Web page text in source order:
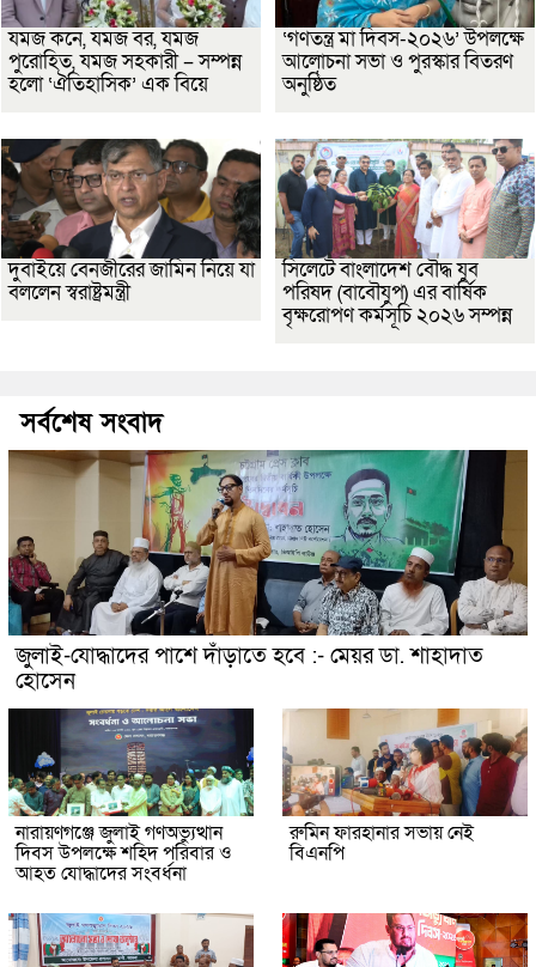
যমজ কনে, যমজ বর, যমজ
পুরোহিত, যমজ সহকারী – সম্পন্ন
হলো ‘ঐতিহাসিক’ এক বিয়ে
‘গণতন্ত্র মা দিবস-২০২৬’ উপলক্ষে
আলোচনা সভা ও পুরস্কার বিতরণ
অনুষ্ঠিত
দুবাইয়ে বেনজীরের জামিন নিয়ে যা
বললেন স্বরাষ্ট্রমন্ত্রী
সিলেটে বাংলাদেশ বৌদ্ধ যুব
পরিষদ (বাবৌযুপ) এর বার্ষিক
বৃক্ষরোপণ কর্মসূচি ২০২৬ সম্পন্ন
সর্বশেষ সংবাদ
জুলাই-যোদ্ধাদের পাশে দাঁড়াতে হবে :- মেয়র ডা. শাহাদাত
হোসেন
নারায়ণগঞ্জে জুলাই গণঅভ্যুত্থান
দিবস উপলক্ষে শহিদ পরিবার ও
আহত যোদ্ধাদের সংবর্ধনা
রুমিন ফারহানার সভায় নেই
বিএনপি